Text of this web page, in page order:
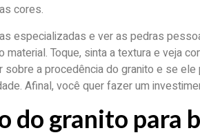
cores.
especializadas e ver as pedras
Toque, sinta a textura e veja
sobre a procedência do granito e se
Afinal, você quer fazer um
do granito para